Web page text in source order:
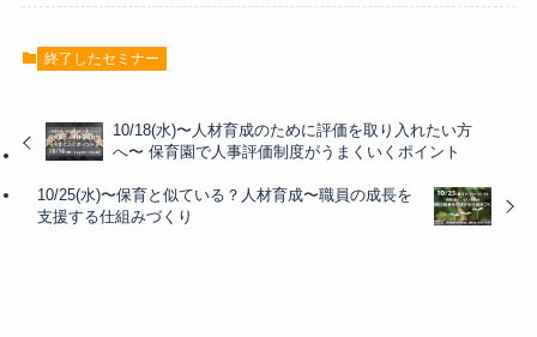
終了したセミナー
10/18(水)〜人材育成のために評価を取り入れたい方
へ〜 保育園で人事評価制度がうまくいくポイント
10/25(水)〜保育と似ている？人材育成〜職員の成長を
支援する仕組みづくり